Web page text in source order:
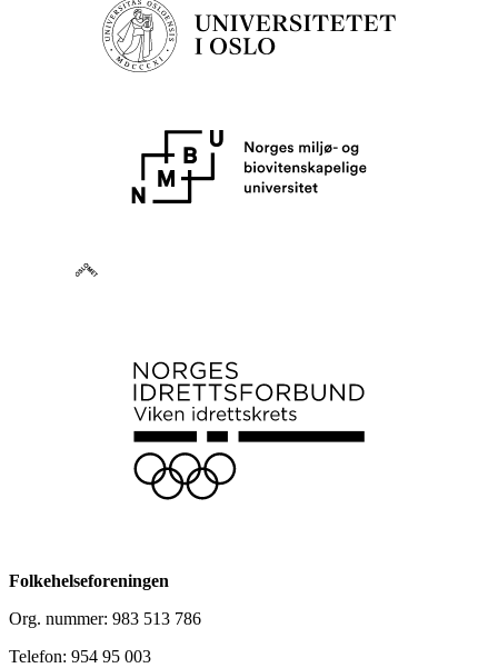
Folkehelseforeningen
Org. nummer: 983 513 786
Telefon: 954 95 003